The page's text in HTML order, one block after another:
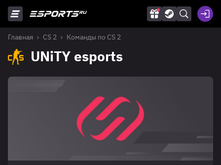
Главная CS 2 Команды по CS 2
UNiTY esports